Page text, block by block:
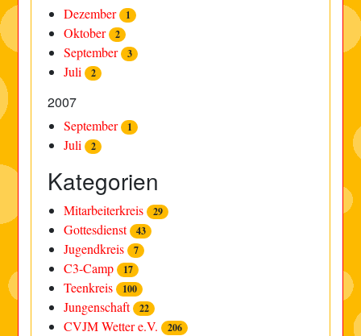
Dezember 1
Oktober 2
September 3
Juli 2
2007
September 1
Juli 2
Kategorien
Mitarbeiterkreis 29
Gottesdienst 43
Jugendkreis 7
C3-Camp 17
Teenkreis 100
Jungenschaft 22
CVJM Wetter e.V. 206